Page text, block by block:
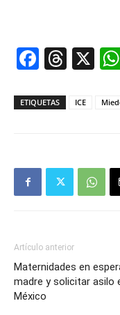
X
ETIQUETAS ICE
Artículo anterior
Maternidades en
madre y solicitar asilo
México